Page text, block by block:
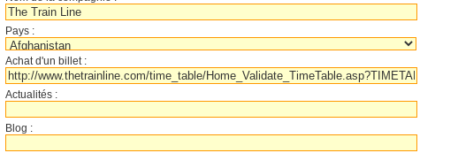
Pays :
Achat d'un billet :
Actualités :
Blog :